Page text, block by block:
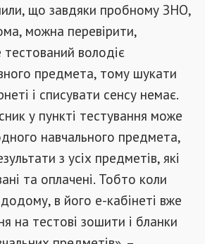
що завдяки пробному ЗНО,
можна перевірити,
тестований володіє
предмета, тому шукати
і списувати сенсу немає.
у пункті тестування може
навчального предмета,
з усіх предметів, які
та оплачені. Тобто коли
в його е-кабінеті вже
на тестові зошити і бланки